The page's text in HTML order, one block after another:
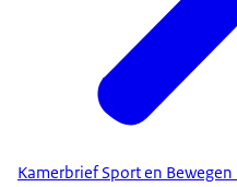
Kamerbrief Sport en